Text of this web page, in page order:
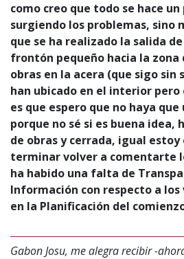
como creo que todo se hace
surgiendo los problemas, sino
que se ha realizado la salida
frontón pequeño hacia la zona
obras en la acera (que sigo sin
han ubicado en el interior
es que espero que no haya
porque no sé si es buena idea,
de obras y cerrada, igual estoy
terminar volver a comentarte
ha habido una falta de
Información con respecto a
en la Planificación del
Gabon Josu, me alegra recibir -